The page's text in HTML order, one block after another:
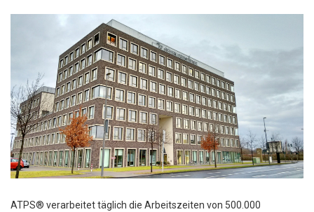
ATPS® verarbeitet täglich die Arbeitszeiten von 500.000